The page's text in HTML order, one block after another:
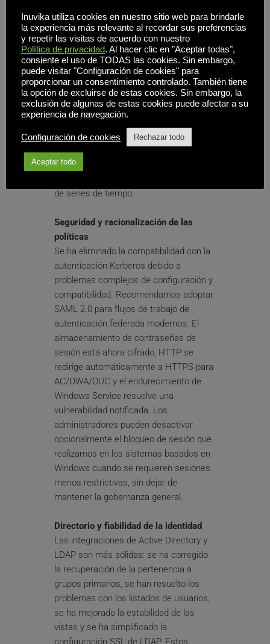
de trabajo que implican documentos
formateados y transferencias de
archivos son más coherentes y
productivos.
Métricas Flexibilidad del backend
Además del soporte existente de
InfluxDB, OVD ahora puede utilizar
TDEngine como backend de métricas
configurable. Esto amplía las opciones
para las organizaciones que
de series de tiempo.
Seguridad y racionalización de las
políticas
Se ha eliminado la compatibilidad con la
autenticación Kerberos debido a
problemas complejos de configuración y
compatibilidad. Recomendamos adoptar
SAML 2.0 para flujos de trabajo de
autenticación federada modernos. El
almacenamiento de contraseñas de
sesión está ahora cifrado, HTTP se
redirige automáticamente a HTTPS para
AC/OWA/OUC y el endurecimiento de
Windows Service resuelve una
vulnerabilidad notificada. Los
administradores pueden desactivar
opcionalmente el bloqueo de sesión que
realizamos en los sistemas basados en
Windows cuando se requieren sesiones
menos restrictivas, sin dejar de
mantener la gobernanza general.
Directorio y fiabilidad de la identidad
Las integraciones de Active Directory y
LDAP son más sólidas: se ha corregido
la recuperación de la pertenencia a
grupos primarios, se han resuelto los
problemas con los listados de usuarios,
se ha mejorado la estabilidad de las
vistas y se ha simplificado la
configuración SSL de LDAP. Estos
Inuvika utiliza cookies en nuestro sitio web para brindarle
la experiencia más relevante al recordar sus preferencias
y repetir las visitas de acuerdo con nuestro
Política de privacidad. Al hacer clic en "Aceptar todas",
consiente el uso de TODAS las cookies. Sin embargo,
puede visitar "Configuración de cookies" para
proporcionar un consentimiento controlado. También tiene
la opción de excluirse de estas cookies. Sin embargo, la
exclusión de algunas de estas cookies puede afectar a su
experiencia de navegación.
Configuración de cookies Rechazar todo
Aceptar todo